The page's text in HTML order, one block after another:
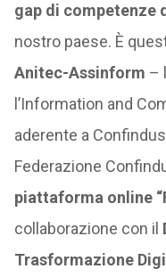
gap di competenze
nostro paese. È
Anitec-Assinform –
l’Information and
aderente a
Federazione
piattaforma online
collaborazione con il
Trasformazione